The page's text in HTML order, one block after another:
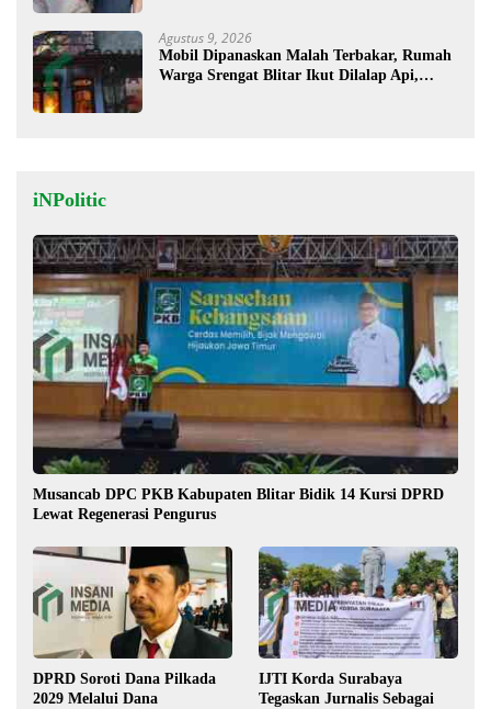
Agustus 9, 2026
Mobil Dipanaskan Malah Terbakar, Rumah
Warga Srengat Blitar Ikut Dilalap Api,
iNPolitic
Musancab DPC PKB Kabupaten Blitar Bidik 14 Kursi DPRD
Lewat Regenerasi Pengurus
DPRD Soroti Dana Pilkada
2029 Melalui Dana
IJTI Korda Surabaya
Tegaskan Jurnalis Sebagai